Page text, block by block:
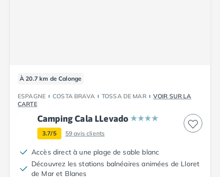
Qui sommes nous ?
Nos modes de paiement
Paiement en plusieurs fois
Paiement en plusieurs fois - avec ONEY BANK
Notre programme de fidélité
Devenir propriétaire
Camping en Dordogne
Camping avec terrain de tennis
À 20.7 km de Calonge
ESPAGNE COSTA BRAVA TOSSA DE MAR
VOIR SUR LA
CARTE
Camping Cala LLevado
3.7/5 59avis clients
Accès direct à une plage de sable blanc
Découvrez les stations balnéaires animées de Lloret
de Mar et Blanes